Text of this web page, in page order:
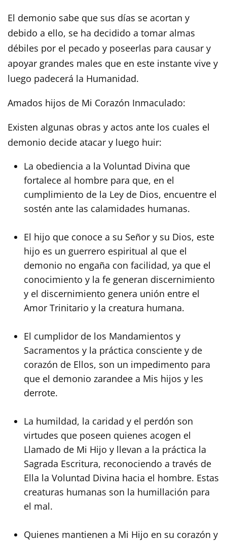
El demonio sabe que sus días se acortan y
debido a ello, se ha decidido a tomar almas
débiles por el pecado y poseerlas para causar y
apoyar grandes males que en este instante vive y
luego padecerá la Humanidad.
Amados hijos de Mi Corazón Inmaculado:
Existen algunas obras y actos ante los cuales el
demonio decide atacar y luego huir:
La obediencia a la Voluntad Divina que
fortalece al hombre para que, en el
cumplimiento de la Ley de Dios, encuentre el
sostén ante las calamidades humanas.
El hijo que conoce a su Señor y su Dios, este
hijo es un guerrero espiritual al que el
demonio no engaña con facilidad, ya que el
conocimiento y la fe generan discernimiento
y el discernimiento genera unión entre el
Amor Trinitario y la creatura humana.
El cumplidor de los Mandamientos y
Sacramentos y la práctica consciente y de
corazón de Ellos, son un impedimento para
que el demonio zarandee a Mis hijos y les
derrote.
La humildad, la caridad y el perdón son
virtudes que poseen quienes acogen el
Llamado de Mi Hijo y llevan a la práctica la
Sagrada Escritura, reconociendo a través de
Ella la Voluntad Divina hacia el hombre. Estas
creaturas humanas son la humillación para
el mal.
Quienes mantienen a Mi Hijo en su corazón y